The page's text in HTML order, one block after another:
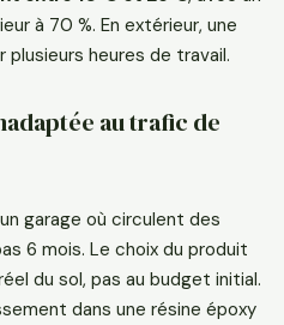
à 70 %. En extérieur, une
heures de travail.
au trafic de
garage où circulent des
6 mois. Le choix du produit
du sol, pas au budget initial.
dans une résine époxy